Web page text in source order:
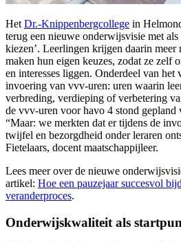
Het Dr.-Knippenbergcollege in
terug een nieuwe onderwijsvisie met
kiezen’. Leerlingen krijgen daarin meer
maken hun eigen keuzes, zodat ze zelf
en interesses liggen. Onderdeel van het
invoering van vvv-uren: uren waarin
verbreding, verdieping of verbetering
de vvv-uren voor havo 4 stond gepland
“Maar: we merkten dat er tijdens de
twijfel en bezorgdheid onder leraren
Fietelaars, docent maatschappijleer.
Lees meer over de nieuwe
artikel: Hoe een pauzejaar succesvol
veranderproces.
Onderwijskwaliteit als